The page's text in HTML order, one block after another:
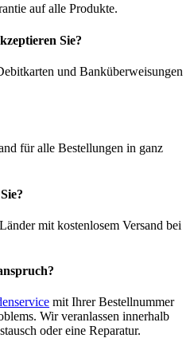
auf alle Produkte.
Sie?
und Banküberweisungen
für alle Bestellungen in ganz
mit kostenlosem Versand bei
mit Ihrer Bestellnummer
Wir veranlassen innerhalb
oder eine Reparatur.